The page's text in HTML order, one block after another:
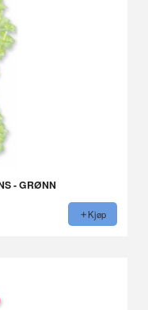
- GRØNN
Kjøp